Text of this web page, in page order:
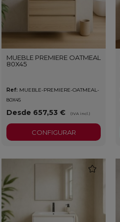
MUEBLE PREMIERE OATMEAL
80X45
Ref: MUEBLE-PREMIERE-OATMEAL-
80X45
Desde 657,53 € (IVA incl.)
CONFIGURAR